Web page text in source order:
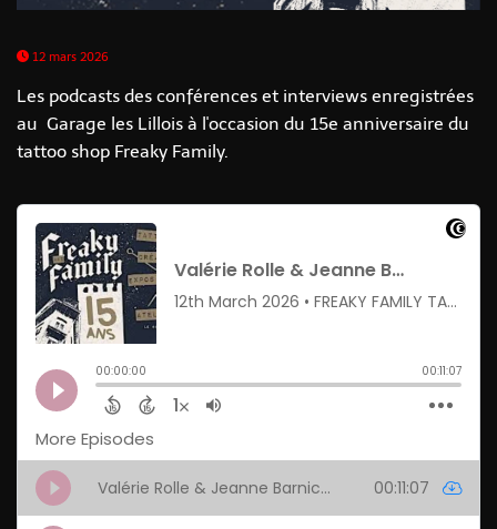
12 mars 2026
Les podcasts des conférences et interviews enregistrées
au Garage les Lillois à l'occasion du 15e anniversaire du
tattoo shop Freaky Family.